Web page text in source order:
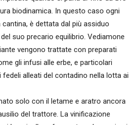
biodinamica. In questo caso ogni
cantina, è dettata dal più assiduo
suo precario equilibrio. Vediamone
vengono trattate con preparati
gli infusi alle erbe, e particolari
alleati del contadino nella lotta ai
solo con il letame e aratro ancora
del trattore. La vinificazione